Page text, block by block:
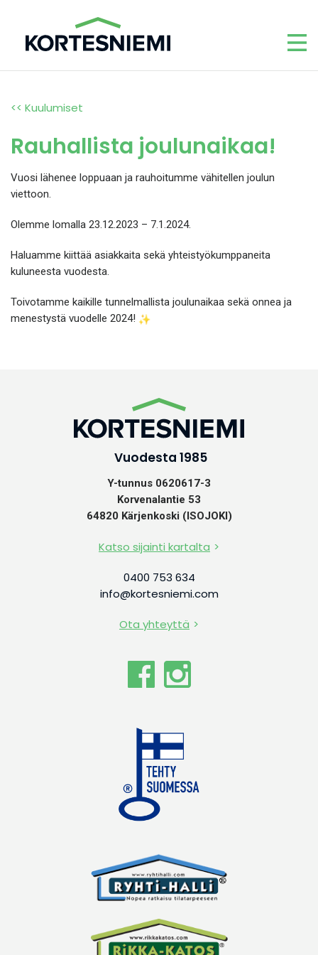
<< Kuulumiset
Rauhallista joulunaikaa!
Vuosi lähenee loppuaan ja rauhoitumme vähitellen joulun
viettoon.
Olemme lomalla 23.12.2023 – 7.1.2024.
Haluamme kiittää asiakkaita sekä yhteistyökumppaneita
kuluneesta vuodesta.
Toivotamme kaikille tunnelmallista joulunaikaa sekä onnea ja
menestystä vuodelle 2024!
Vuodesta 1985
Y-tunnus 0620617-3
Korvenalantie 53
64820 Kärjenkoski (ISOJOKI)
Katso sijainti kartalta
0400 753 634
info@kortesniemi.com
Ota yhteyttä